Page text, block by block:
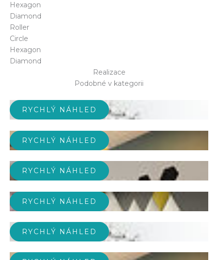
Hexagon
Diamond
Roller
Circle
Hexagon
Diamond
Realizace
Podobné v kategorii
RYCHLÝ NÁHLED
RYCHLÝ NÁHLED
RYCHLÝ NÁHLED
RYCHLÝ NÁHLED
RYCHLÝ NÁHLED